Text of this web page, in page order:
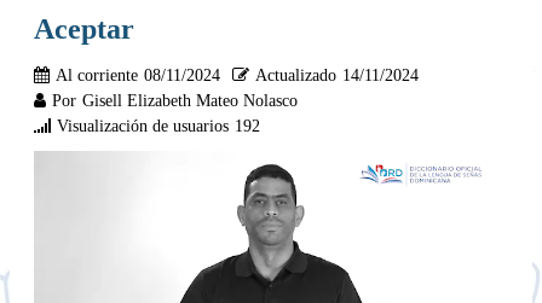
Aceptar
Al corriente 08/11/2024 Actualizado 14/11/2024
Por Gisell Elizabeth Mateo Nolasco
Visualización de usuarios 192